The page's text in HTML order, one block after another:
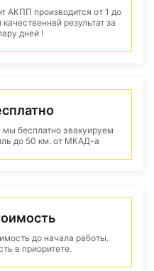
АКПП производится от 1 до
результат за
дней !
мы бесплатно эвакуируем
до 50 км. от МКАД-а
до начала работы.
в приоритете.